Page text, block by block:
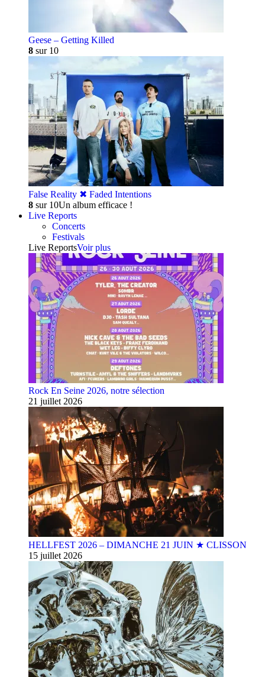
Geese – Getting Killed
8 sur 10
False Reality ✖︎ Faded Intentions
8 sur 10Un album efficace !
Live Reports
Concerts
Festivals
Live ReportsVoir plus
Rock En Seine 2026, notre sélection
21 juillet 2026
HELLFEST 2026 – DIMANCHE 21 JUIN ★ CLISSON
15 juillet 2026